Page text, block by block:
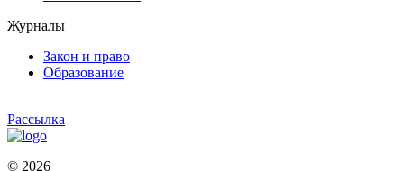
Журналы
Закон и право
Образование
Рассылка
© 2026